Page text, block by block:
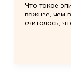
Что такое
важнее, чем
считалось,